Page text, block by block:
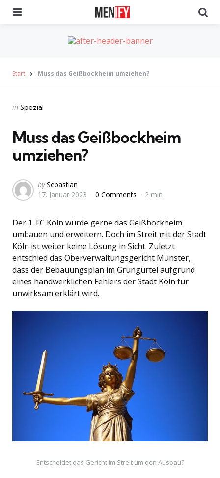
Start Muss das Geißbockheim umziehen?
Categories
Posted
in Spezial
Muss das Geißbockheim
umziehen?
Posted
by
by Sebastian
17. Januar 2023
0 Comments 2 min
Der 1. FC Köln würde gerne das Geißbockheim
umbauen und erweitern. Doch im Streit mit der Stadt
Köln ist weiter keine Lösung in Sicht. Zuletzt
entschied das Oberverwaltungsgericht Münster,
dass der Bebauungsplan im Grüngürtel aufgrund
eines handwerklichen Fehlers der Stadt Köln für
unwirksam erklärt wird.
Entscheidet das Gericht im Streit um den Ausbau?